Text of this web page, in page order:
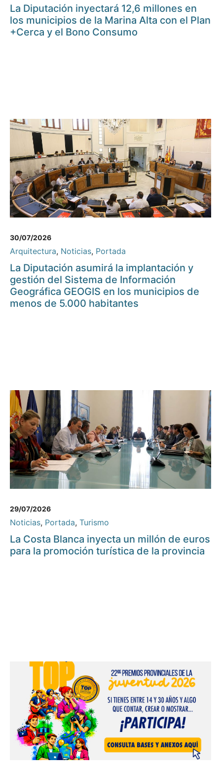
La Diputación inyectará 12,6 millones en
los municipios de la Marina Alta con el Plan
+Cerca y el Bono Consumo
30/07/2026
Arquitectura, Noticias, Portada
La Diputación asumirá la implantación y
gestión del Sistema de Información
Geográfica GEOGIS en los municipios de
menos de 5.000 habitantes
29/07/2026
Noticias, Portada, Turismo
La Costa Blanca inyecta un millón de euros
para la promoción turística de la provincia